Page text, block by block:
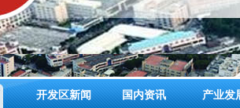
开发区新闻 国内资讯 产业发